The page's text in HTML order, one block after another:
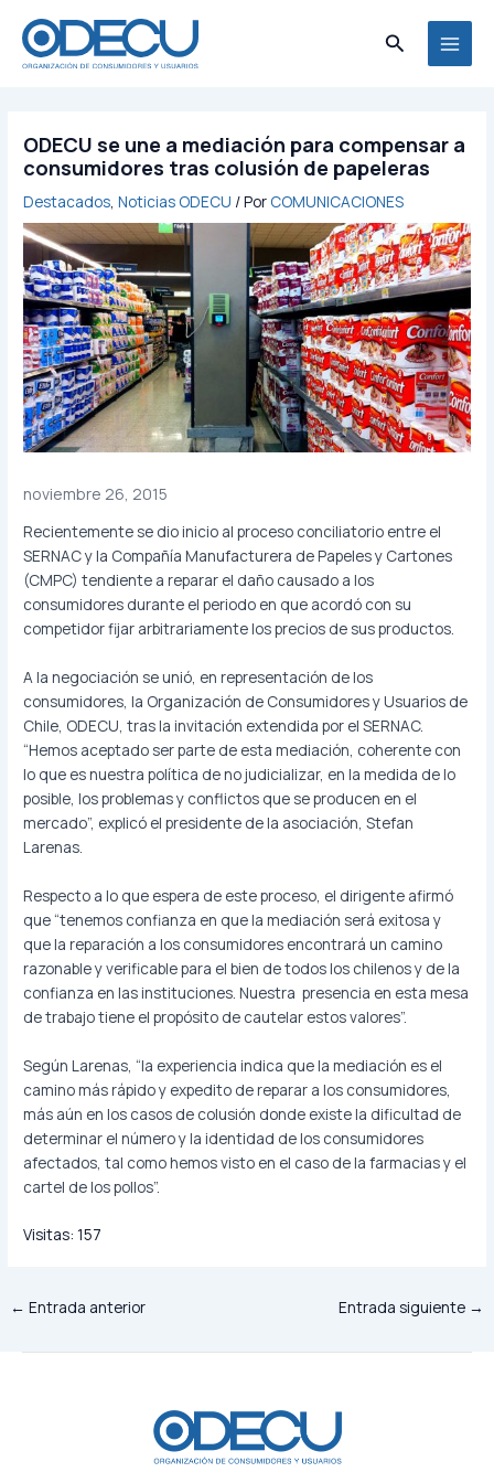
contenido
Buscar
ODECU se une a mediación para compensar a
consumidores tras colusión de papeleras
Destacados,Noticias ODECU / Por COMUNICACIONES
noviembre 26, 2015
Recientemente se dio inicio al proceso conciliatorio entre el
SERNAC y la Compañía Manufacturera de Papeles y Cartones
(CMPC) tendiente a reparar el daño causado a los
consumidores durante el periodo en que acordó con su
competidor fijar arbitrariamente los precios de sus productos.
A la negociación se unió, en representación de los
consumidores, la Organización de Consumidores y Usuarios de
Chile, ODECU, tras la invitación extendida por el SERNAC.
“Hemos aceptado ser parte de esta mediación, coherente con
lo que es nuestra política de no judicializar, en la medida de lo
posible, los problemas y conflictos que se producen en el
mercado”, explicó el presidente de la asociación, Stefan
Larenas.
Respecto a lo que espera de este proceso, el dirigente afirmó
que “tenemos confianza en que la mediación será exitosa y
que la reparación a los consumidores encontrará un camino
razonable y verificable para el bien de todos los chilenos y de la
confianza en las instituciones. Nuestra presencia en esta mesa
de trabajo tiene el propósito de cautelar estos valores”.
Según Larenas, “la experiencia indica que la mediación es el
camino más rápido y expedito de reparar a los consumidores,
más aún en los casos de colusión donde existe la dificultad de
determinar el número y la identidad de los consumidores
afectados, tal como hemos visto en el caso de la farmacias y el
cartel de los pollos”.
Visitas: 157
← Entrada anterior Entrada siguiente →